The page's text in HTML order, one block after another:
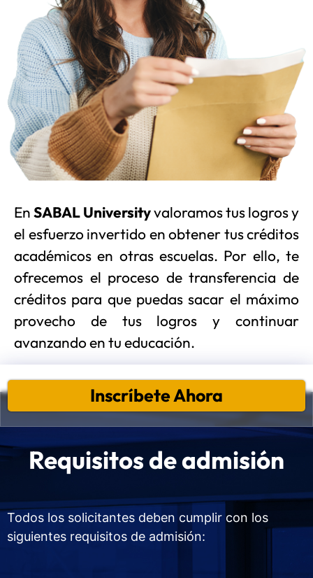
EnSABAL Universityvaloramos tus logros y
el esfuerzo invertido en obtener tus créditos
académicos en otras escuelas. Por ello, te
ofrecemos el proceso de transferencia de
créditos para que puedas sacar el máximo
provecho de tus logros y continuar
avanzando en tu educación.
Inscríbete Ahora
Requisitos de admisión
Todos los solicitantes deben cumplir con los
siguientes requisitos de admisión: